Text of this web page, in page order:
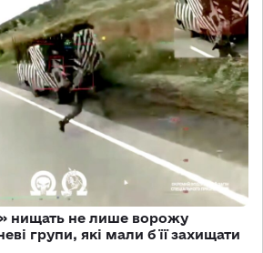
нищать не лише ворожу
групи, які мали б її захищати